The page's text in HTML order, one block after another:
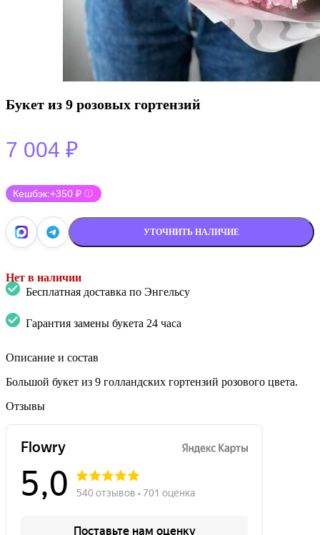
Букет из 9 розовых гортензий
7 004 ₽
Кешбэк:+350 ₽ ⓘ
УТОЧНИТЬ НАЛИЧИЕ
Нет в наличии
Бесплатная доставка по Энгельсу
Гарантия замены букета 24 часа
Описание и состав
Большой букет из 9 голландских гортензий розового цвета.
Отзывы